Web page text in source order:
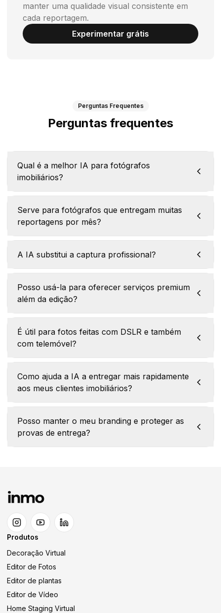
manter uma qualidade visual consistente em
cada reportagem.
Experimentar grátis
Perguntas Frequentes
Perguntas frequentes
Qual é a melhor IA para fotógrafos
imobiliários?
Serve para fotógrafos que entregam muitas
reportagens por mês?
A IA substitui a captura profissional?
Posso usá-la para oferecer serviços premium
além da edição?
É útil para fotos feitas com DSLR e também
com telemóvel?
Como ajuda a IA a entregar mais rapidamente
aos meus clientes imobiliários?
Posso manter o meu branding e proteger as
provas de entrega?
Produtos
Decoração Virtual
Editor de Fotos
Editor de plantas
Editor de Vídeo
Home Staging Virtual